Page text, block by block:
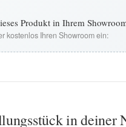
Produkt in Ihrem
kostenlos Ihren Showroom ein:
in deiner